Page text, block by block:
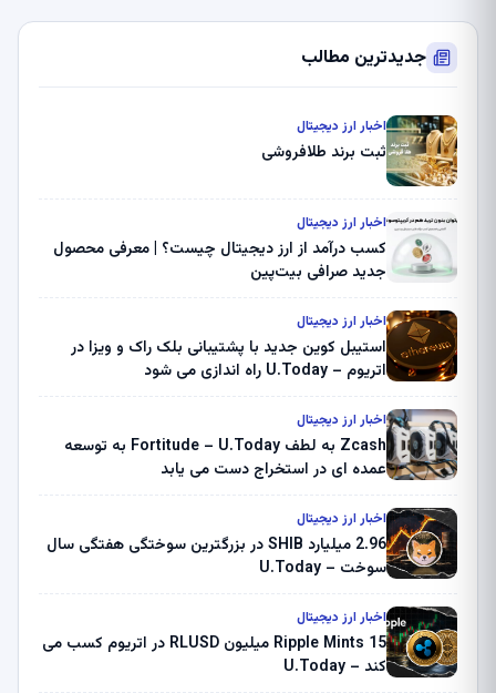
جدیدترین مطالب
اخبار ارز دیجیتال
ثبت برند طلافروشی
اخبار ارز دیجیتال
کسب درآمد از ارز دیجیتال چیست؟ | معرفی محصول
جدید صرافی بیت‌پین
اخبار ارز دیجیتال
استیبل کوین جدید با پشتیبانی بلک راک و ویزا در
اتریوم – U.Today راه اندازی می شود
اخبار ارز دیجیتال
Zcash به لطف Fortitude – U.Today به توسعه
عمده ای در استخراج دست می یابد
اخبار ارز دیجیتال
2.96 میلیارد SHIB در بزرگترین سوختگی هفتگی سال
سوخت – U.Today
اخبار ارز دیجیتال
Ripple Mints 15 میلیون RLUSD در اتریوم کسب می
کند – U.Today